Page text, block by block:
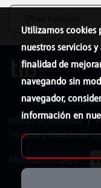
Utilizamos cookies
nuestros servicios
finalidad de
navegando sin
navegador,
información en
Política de privacidad
Términos y Condiciones
Métodos de pago: